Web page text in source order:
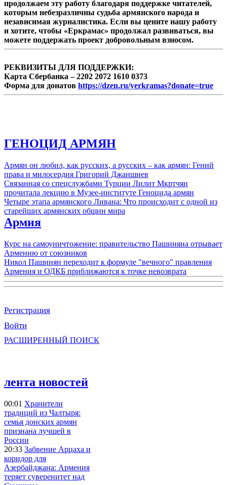
продолжаем эту работу благодаря поддержке читателей,
которым небезразличны судьба армянского народа и
независимая журналистика. Если вы цените нашу работу
и хотите, чтобы «Еркрамас» продолжал развиваться, вы
можете поддержать проект добровольным взносом.
РЕКВИЗИТЫ ДЛЯ ПОДДЕРЖКИ:
Карта Сбербанка – 2202 2072 1610 0373
Форма для донатов https://dzen.ru/yerkramas?donate=true
ГЕНОЦИД АРМЯН
Армян он любил, как русских, а русских – как армян: Гений
права и милосердия Григорий Джаншиев
Связанная со спецслужбами Турции Лилит Мкртчян
прочитала лекцию в Музее-институте Геноцида армян
Четыре этапа армянского Ливана: Что происходит с одной из
старейших армянских общин мира
Армия
Курс на самоуничтожение: правительство Пашиняна отрывает
Армению от союзников
Никол Пашинян переходит к формуле "вечного" правления
Армения и ОДКБ приближаются к точке невозврата
Регистрация
Войти
РАСШИРЕННЫЙ ПОИСК
лента новостей
00:01 Хранители
традиций из Чалтыря:
семья донских армян
признана лучшей в
России
20:33 Забвение Арцаха и
коридор для
Азербайджана: Армения
теряет суверенитет над